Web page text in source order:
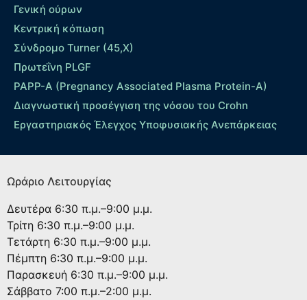
Γενική ούρων
Κεντρική κόπωση
Σύνδρομο Turner (45,X)
Πρωτεΐνη PLGF
PAPP-A (Pregnancy Associated Plasma Protein-A)
Διαγνωστική προσέγγιση της νόσου του Crohn
Εργαστηριακός Έλεγχος Υποφυσιακής Ανεπάρκειας
Ωράριο Λειτουργίας
Δευτέρα 6:30 π.μ.–9:00 μ.μ.
Τρίτη 6:30 π.μ.–9:00 μ.μ.
Τετάρτη 6:30 π.μ.–9:00 μ.μ.
Πέμπτη 6:30 π.μ.–9:00 μ.μ.
Παρασκευή 6:30 π.μ.–9:00 μ.μ.
Σάββατο 7:00 π.μ.–2:00 μ.μ.